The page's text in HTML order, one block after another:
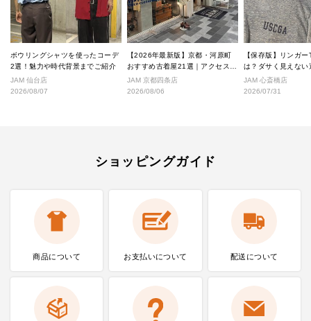
ボウリングシャツを使ったコーデ
2選！魅力や時代背景までご紹介
JAM 仙台店
2026/08/07
【2026年最新版】京都・河原町
おすすめ古着屋21選｜アクセス良
好な絶対行くべきショップ厳選！
JAM 京都四条店
2026/08/06
【保存版】リンガ
は？ダサく見えない
なし完全ガイド
JAM 心斎橋店
2026/07/31
ショッピングガイド
商品について お支払いについて 配送について